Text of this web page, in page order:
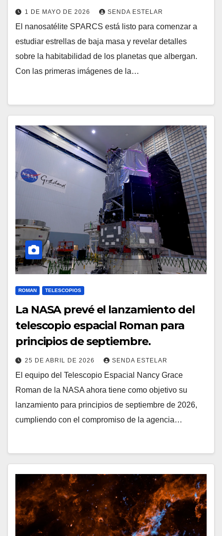
1 DE MAYO DE 2026 SENDA ESTELAR
El nanosatélite SPARCS está listo para comenzar a
estudiar estrellas de baja masa y revelar detalles
sobre la habitabilidad de los planetas que albergan.
Con las primeras imágenes de la…
ROMAN TELESCOPIOS
La NASA prevé el lanzamiento del
telescopio espacial Roman para
principios de septiembre.
25 DE ABRIL DE 2026 SENDA ESTELAR
El equipo del Telescopio Espacial Nancy Grace
Roman de la NASA ahora tiene como objetivo su
lanzamiento para principios de septiembre de 2026,
cumpliendo con el compromiso de la agencia…